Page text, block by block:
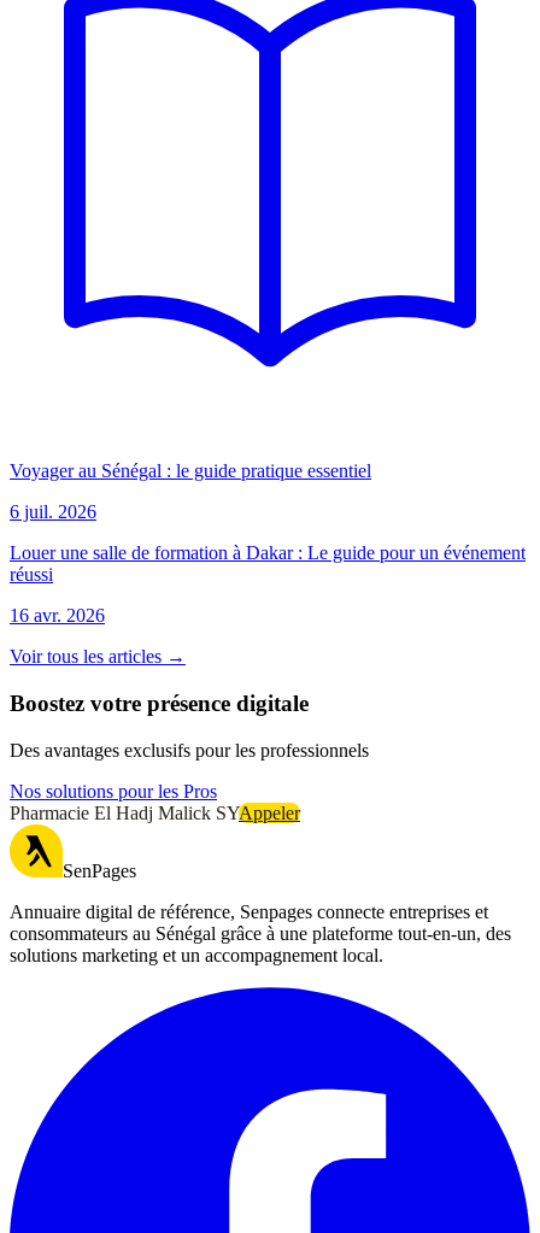
Voyager au Sénégal : le guide pratique essentiel
6 juil. 2026
Louer une salle de formation à Dakar : Le guide pour un événement
réussi
16 avr. 2026
Voir tous les articles →
Boostez votre présence digitale
Des avantages exclusifs pour les professionnels
Nos solutions pour les Pros
Pharmacie El Hadj Malick SYAppeler
SenPages
Annuaire digital de référence, Senpages connecte entreprises et
consommateurs au Sénégal grâce à une plateforme tout-en-un, des
solutions marketing et un accompagnement local.